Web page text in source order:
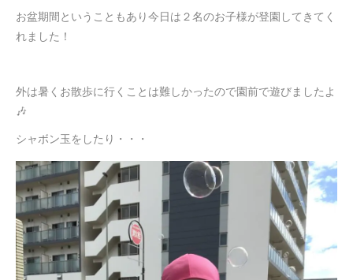
お盆期間ということもあり今日は２名のお子様が登園してきてく
れました！
外は暑くお散歩に行くことは難しかったので園前で遊びましたよ
🎶
シャボン玉をしたり・・・